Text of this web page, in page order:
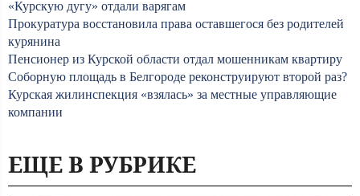
«Курскую дугу» отдали варягам
Прокуратура восстановила права оставшегося без родителей
курянина
Пенсионер из Курской области отдал мошенникам квартиру
Соборную площадь в Белгороде реконструируют второй раз?
Курская жилинспекция «взялась» за местные управляющие
компании
ЕЩЕ В РУБРИКЕ